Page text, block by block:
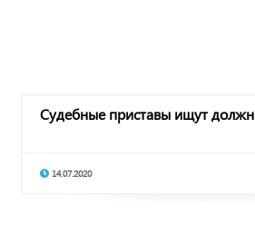
Судебные приставы ищут
14.07.2020